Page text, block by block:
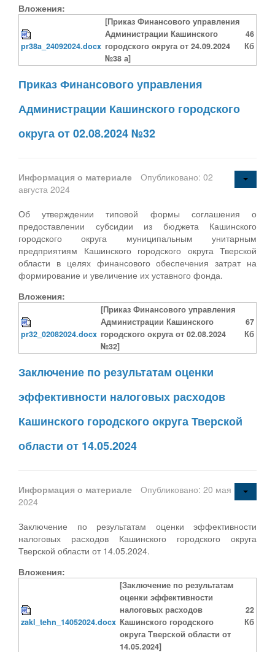
Вложения:
pr38a_24092024.docx
[Приказ Финансового управления
Администрации Кашинского
городского округа от 24.09.2024
№38 а]
46
Кб
Приказ Финансового управления
Администрации Кашинского городского
округа от 02.08.2024 №32
Информация о материале
Опубликовано: 02
августа 2024
Об утверждении типовой формы соглашения о
предоставлении субсидии из бюджета Кашинского
городского округа муниципальным унитарным
предприятиям Кашинского городского округа Тверской
области в целях финансового обеспечения затрат на
формирование и увеличение их уставного фонда.
Вложения:
pr32_02082024.docx
[Приказ Финансового управления
Администрации Кашинского
городского округа от 02.08.2024
№32]
67
Кб
Заключение по результатам оценки
эффективности налоговых расходов
Кашинского городского округа Тверской
области от 14.05.2024
Информация о материале
Опубликовано: 20 мая
2024
Заключение по результатам оценки эффективности
налоговых расходов Кашинского городского округа
Тверской области от 14.05.2024.
Вложения:
zakl_tehn_14052024.docx
[Заключение по результатам
оценки эффективности
налоговых расходов
Кашинского городского
округа Тверской области от
14.05.2024]
22
Кб